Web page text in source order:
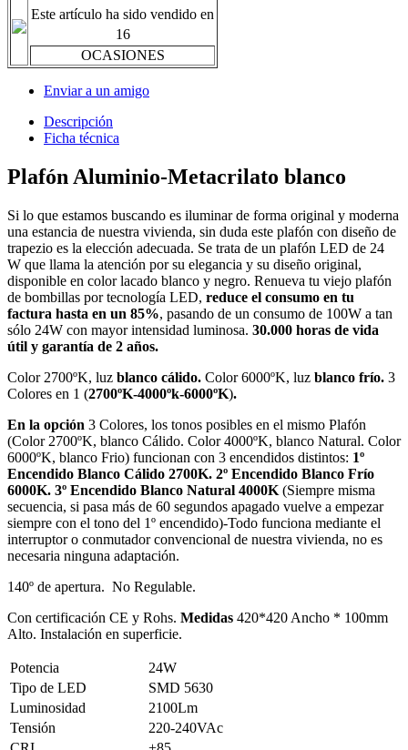
Este artículo ha sido vendido en
16
OCASIONES
Enviar a un amigo
Descripción
Ficha técnica
Plafón Aluminio-Metacrilato blanco
Si lo que estamos buscando es iluminar de forma original y moderna
una estancia de nuestra vivienda, sin duda este plafón con diseño de
trapezio es la elección adecuada. Se trata de un plafón LED de 24
W que llama la atención por su elegancia y su diseño original,
disponible en color lacado blanco y negro. Renueva tu viejo plafón
de bombillas por tecnología LED, reduce el consumo en tu
factura hasta en un 85%, pasando de un consumo de 100W a tan
sólo 24W con mayor intensidad luminosa. 30.000 horas de vida
útil y garantía de 2 años.
Color 2700ºK, luz blanco cálido. Color 6000ºK, luz blanco frío. 3
Colores en 1 (2700ºK-4000ºk-6000ºK).
En la opción 3 Colores, los tonos posibles en el mismo Plafón
(Color 2700ºK, blanco Cálido. Color 4000ºK, blanco Natural. Color
6000ºK, blanco Frio) funcionan con 3 encendidos distintos: 1º
Encendido Blanco Cálido 2700K. 2º Encendido Blanco Frío
6000K. 3º Encendido Blanco Natural 4000K (Siempre misma
secuencia, si pasa más de 60 segundos apagado vuelve a empezar
siempre con el tono del 1º encendido)-Todo funciona mediante el
interruptor o conmutador convencional de nuestra vivienda, no es
necesaria ninguna adaptación.
140º de apertura. No Regulable.
Con certificación CE y Rohs. Medidas 420*420 Ancho * 100mm
Alto. Instalación en superficie.
Potencia
24W
Tipo de LED
SMD 5630
Luminosidad
2100Lm
Tensión
220-240VAc